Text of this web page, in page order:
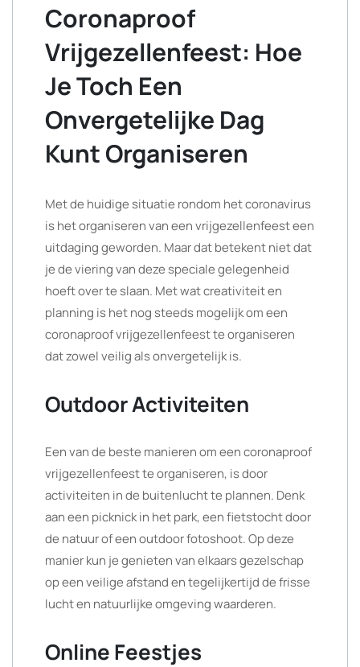
Coronaproof
Vrijgezellenfeest: Hoe
Je Toch Een
Onvergetelijke Dag
Kunt Organiseren
Met de huidige situatie rondom het coronavirus
is het organiseren van een vrijgezellenfeest een
uitdaging geworden. Maar dat betekent niet dat
je de viering van deze speciale gelegenheid
hoeft over te slaan. Met wat creativiteit en
planning is het nog steeds mogelijk om een
coronaproof vrijgezellenfeest te organiseren
dat zowel veilig als onvergetelijk is.
Outdoor Activiteiten
Een van de beste manieren om een coronaproof
vrijgezellenfeest te organiseren, is door
activiteiten in de buitenlucht te plannen. Denk
aan een picknick in het park, een fietstocht door
de natuur of een outdoor fotoshoot. Op deze
manier kun je genieten van elkaars gezelschap
op een veilige afstand en tegelijkertijd de frisse
lucht en natuurlijke omgeving waarderen.
Online Feestjes